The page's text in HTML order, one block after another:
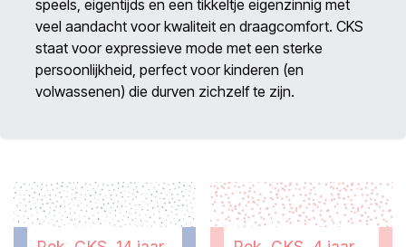
speels, eigentijds en een tikkeltje eigenzinnig met
veel aandacht voor kwaliteit en draagcomfort. CKS
staat voor expressieve mode met een sterke
persoonlijkheid, perfect voor kinderen (en
volwassenen) die durven zichzelf te zijn.